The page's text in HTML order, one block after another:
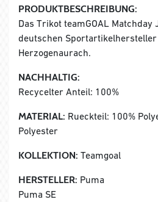
PRODUKTBESCHREIBUNG:
Das Trikot teamGOAL Matchday
deutschen Sportartikelhersteller
Herzogenaurach.
NACHHALTIG:
Recycelter Anteil: 100%
MATERIAL: Rueckteil: 100%
Polyester
KOLLEKTION: Teamgoal
HERSTELLER: Puma
Puma SE